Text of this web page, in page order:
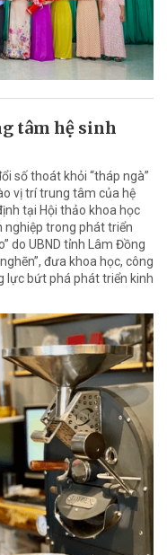
tâm hệ sinh
số thoát khỏi “tháp ngà”
vị trí trung tâm của hệ
tại Hội thảo khoa học
nghiệp trong phát triển
do UBND tỉnh Lâm Đồng
đưa khoa học, công
lực bứt phá phát triển kinh